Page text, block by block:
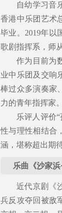
自幼学习音
香港中乐团艺术
毕业。2019年以
歌剧指挥系，师
作为目前为
业中乐团及交响
棒过众多演奏家
力的青年指挥家。
乐评人评价
性与理性相结合
涵，堪称超出期
乐曲《沙家浜
近代京剧《
兵反攻夺回被敌